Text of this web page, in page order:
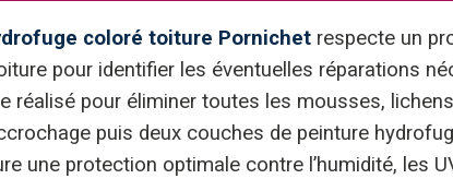
coloré toiture Pornichet respecte un
pour identifier les éventuelles réparations
réalisé pour éliminer toutes les mousses,
puis deux couches de peinture
une protection optimale contre l’humidité, les